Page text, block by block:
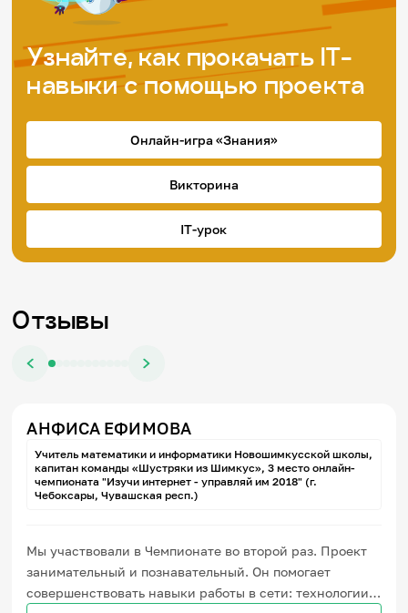
Узнайте, как прокачать IT-
навыки с помощью проекта
Онлайн-игра «Знания»
Викторина
IT-урок
Отзывы
АНФИСА ЕФИМОВА
Учитель математики и информатики Новошимкусской школы,
капитан команды «Шустряки из Шимкус», 3 место онлайн-
чемпионата "Изучи интернет - управляй им 2018" (г.
Чебоксары, Чувашская респ.)
Мы участвовали в Чемпионате во второй раз. Проект
занимательный и познавательный. Он помогает
совершенствовать навыки работы в сети: технологии